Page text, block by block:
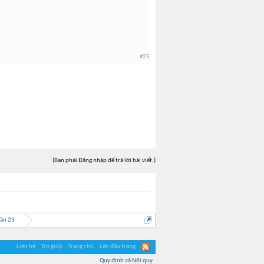
#25
(Bạn phải Đăng nhập để trả lời bài viết.)
23
Liên hệ Trợ giúp Trang chủ Lên đầu trang
Quy định và Nội quy